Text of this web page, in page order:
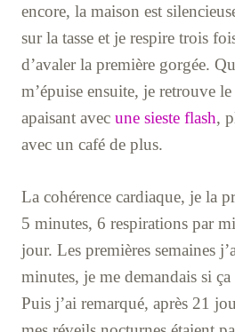
encore, la maison est
sur la tasse et je respire trois
d’avaler la première gorgée.
m’épuise ensuite, je retrouve
apaisant avec une sieste flash,
avec un café de plus.
La cohérence cardiaque, je la
5 minutes, 6 respirations par
jour. Les premières semaines
minutes, je me demandais si
Puis j’ai remarqué, après 21